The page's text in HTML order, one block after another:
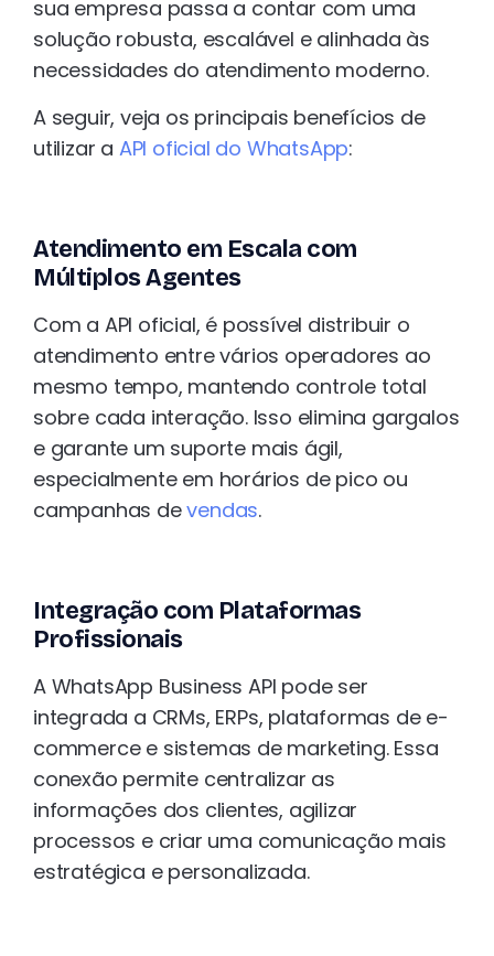
sua empresa passa a contar com uma
solução robusta, escalável e alinhada às
necessidades do atendimento moderno.
A seguir, veja os principais benefícios de
utilizar a API oficial do WhatsApp:
Atendimento em Escala com
Múltiplos Agentes
Com a API oficial, é possível distribuir o
atendimento entre vários operadores ao
mesmo tempo, mantendo controle total
sobre cada interação. Isso elimina gargalos
e garante um suporte mais ágil,
especialmente em horários de pico ou
campanhas devendas.
Integração com Plataformas
Profissionais
A WhatsApp Business API pode ser
integrada a CRMs, ERPs, plataformas de e-
commerce e sistemas de marketing. Essa
conexão permite centralizar as
informações dos clientes, agilizar
processos e criar uma comunicação mais
estratégica e personalizada.